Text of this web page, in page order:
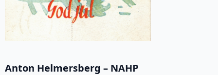
Anton Helmersberg – NAHP